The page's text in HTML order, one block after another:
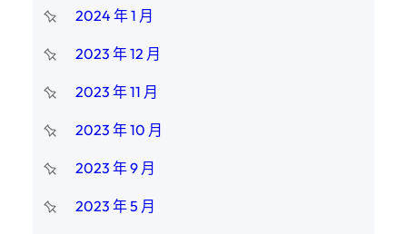
2024 年 1 月
2023 年 12 月
2023 年 11 月
2023 年 10 月
2023 年 9 月
2023 年 5 月